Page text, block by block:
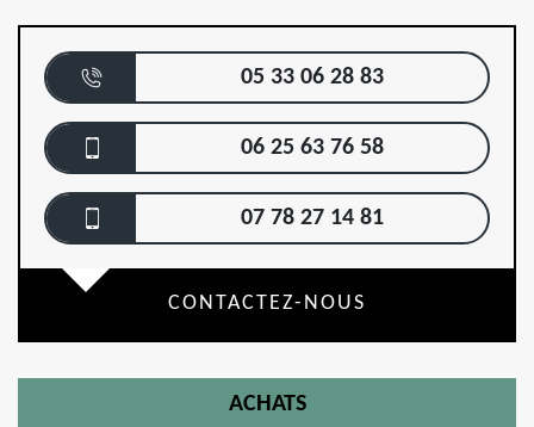
05 33 06 28 83
06 25 63 76 58
07 78 27 14 81
CONTACTEZ-NOUS
ACHATS